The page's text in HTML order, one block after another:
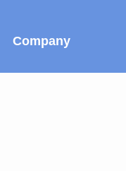
Company